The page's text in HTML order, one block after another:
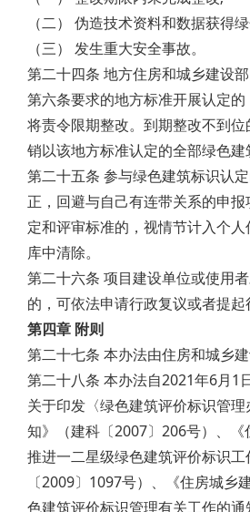
（二） 伪造技术资料和数据获得
（三） 发生重大安全事故。
第二十四条 地方住房和城乡建设
第六条要求的地方标准开展认定
将责令限期整改。到期整改不到
销以该地方标准认定的全部绿色建
第二十五条 参与绿色建筑标识认
正，回避与自己有连带关系的申
定和评审标准的，视情节计入个
库中清除。
第二十六条 项目建设单位或使用
的，可依法申请行政复议或者提起
第四章 附则
第二十七条 本办法由住房和城乡建
第二十八条 本办法自2021年6月1
关于印发〈绿色建筑评价标识管
知》（建科〔2007〕206号）、
推进一二星级绿色建筑评价标识
〔2009〕1097号）、《住房城乡
色建筑评价标识管理有关工作的